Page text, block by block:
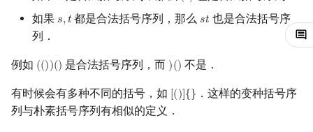
格式手册
数学符号表
F.A.Q.
学习资源
技巧
常见技巧
出题
Atom
Notepad++
CCR Plus
命令行编译与调试
编译器
WSL (Windows 10)
Validator
Checker
运算
高级数据类型
bitset
pair
重载运算符
常量
C++ 与其他常用语言的区别
Pascal 转 C++ 急救
Python 速成
递归 & 分治
贪心
排序
插入排序
基数排序
启发式搜索
迭代加深搜索
区间 DP
DAG 上的 DP
树形 DP
四边形不等式优化
WQS 二分
字符串哈希
字典树 (Trie)
前缀函数与 KMP 算法
格雷码
二进制集合操作
高精度计算
快速幂
最大公约数
筛法
快速数论变换
Chirp Z 变换
斐波那契数列
卡特兰数
矩阵
行列式
域论
随机变量的数字特征
非公平组合游戏
牛顿迭代法
哈希表
并查集
堆
左偏树
树分块
猫树
区间最值操作 & 区间历史
值
Kinetic Tournament Tree
WBLT
笛卡尔树
可持久化平衡树
可持久化可并堆
树状数组套权值线段树
Top Tree
BFS（图论）
树上问题
树的重心
树链剖分
有向无环图
同余最短路
圆方树
费用流
Stoer–Wagner 算法
一般图最大匹配
稳定匹配
Pick 定理
三角剖分
凸包
莫队算法
分数规划
随机化
模拟退火
悬线法
如果 𝑠,𝑡
s,t 都是合法括号序列，那么 𝑠𝑡
st 也是合法括号序
列．
例如 (())()
(())() 是合法括号序列，而 )()
)() 不是．
有时候会有多种不同的括号，如 [()]{}
[()]{}
．这样的变种括号序
列与朴素括号序列有相似的定义．